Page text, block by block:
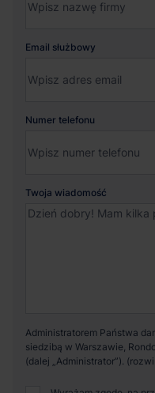
Email służbowy
Numer telefonu
Twoja wiadomość
Administratorem Państwa
siedzibą w Warszawie,
(dalej „Administrator”).